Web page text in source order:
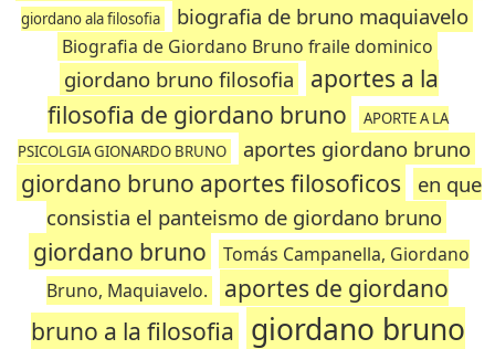
giordano ala filosofia
biografia de bruno maquiavelo
Biografia de Giordano Bruno fraile dominico
giordano bruno filosofia
aportes a la
filosofia de giordano bruno
APORTE A LA
PSICOLGIA GIONARDO BRUNO
aportes giordano bruno
giordano bruno aportes filosoficos
en que
consistia el panteismo de giordano bruno
giordano bruno
Tomás Campanella, Giordano
Bruno, Maquiavelo.
aportes de giordano
bruno a la filosofia giordano bruno